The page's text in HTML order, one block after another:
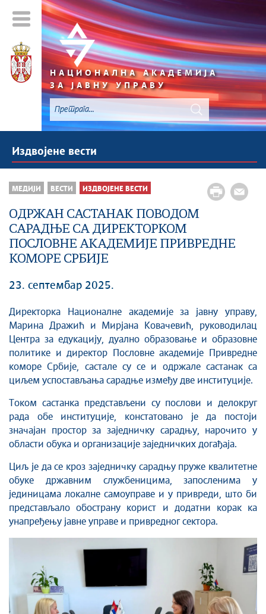
НАЦИОНАЛНА АКАДЕМИЈА
ЗА ЈАВНУ УПРАВУ
Издвојене вести
МЕДИЈИ ВЕСТИ ИЗДВОЈЕНЕ ВЕСТИ
ОДРЖАН САСТАНАК ПОВОДОМ
САРАДЊЕ СА ДИРЕКТОРКОМ
ПОСЛОВНЕ АКАДЕМИЈЕ ПРИВРЕДНЕ
КОМОРЕ СРБИЈЕ
23. септембар 2025.
Директорка Националне академије за јавну управу,
Марина Дражић и Мирјана Ковачевић, руководилац
Центра за едукацију, дуално образовање и образовне
политике и директор Пословне академије Привредне
коморе Србије, састале су се и одржале састанак са
циљем успостављања сарадње између две институције.
Током састанка представљени су послови и делокруг
рада обе институције, констатовано је да постоји
значајан простор за заједничку сарадњу, нарочито у
области обука и организације заједничких догађаја.
Циљ је да се кроз заједничку сарадњу пруже квалитетне
обуке државним службеницима, запосленима у
јединицама локалне самоуправе и у привреди, што би
представљало обострану корист и додатни корак ка
унапређењу јавне управе и привредног сектора.